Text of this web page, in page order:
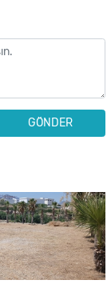
GÖNDER